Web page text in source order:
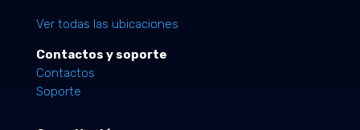
Ver todas las ubicaciones
Contactos y soporte
Contactos
Soporte